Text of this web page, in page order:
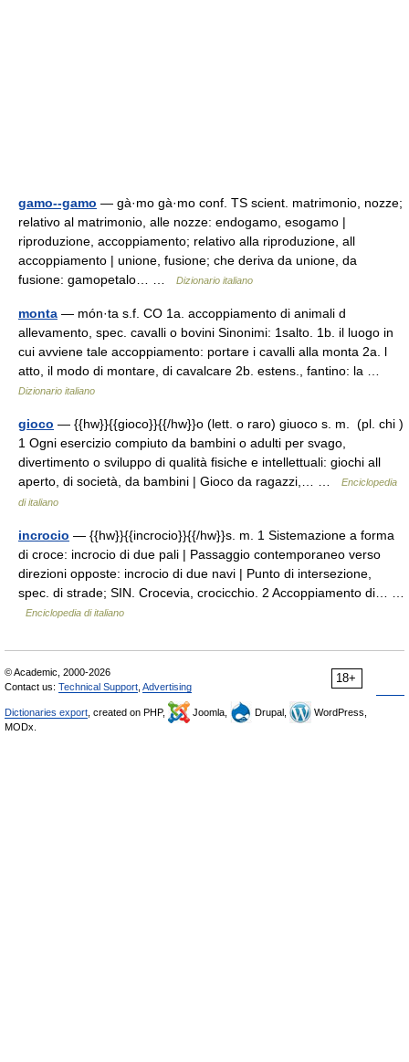
gamo--gamo — gà·mo gà·mo conf. TS scient. matrimonio, nozze;
relativo al matrimonio, alle nozze: endogamo, esogamo |
riproduzione, accoppiamento; relativo alla riproduzione, all
accoppiamento | unione, fusione; che deriva da unione, da
fusione: gamopetalo… …
Dizionario italiano
monta — món·ta s.f. CO 1a. accoppiamento di animali d
allevamento, spec. cavalli o bovini Sinonimi: 1salto. 1b. il luogo in
cui avviene tale accoppiamento: portare i cavalli alla monta 2a. l
atto, il modo di montare, di cavalcare 2b. estens., fantino: la …
Dizionario italiano
gioco — {{hw}}{{gioco}}{{/hw}}o (lett. o raro) giuoco s. m. (pl. chi )
1 Ogni esercizio compiuto da bambini o adulti per svago,
divertimento o sviluppo di qualità fisiche e intellettuali: giochi all
aperto, di società, da bambini | Gioco da ragazzi,… …
Enciclopedia
di italiano
incrocio — {{hw}}{{incrocio}}{{/hw}}s. m. 1 Sistemazione a forma
di croce: incrocio di due pali | Passaggio contemporaneo verso
direzioni opposte: incrocio di due navi | Punto di intersezione,
spec. di strade; SIN. Crocevia, crocicchio. 2 Accoppiamento di… …
Enciclopedia di italiano
18+
© Academic, 2000-2026
Contact us: Technical Support Advertising
Dictionaries export , created on PHP, Joomla, Drupal,
WordPress,
MODx.